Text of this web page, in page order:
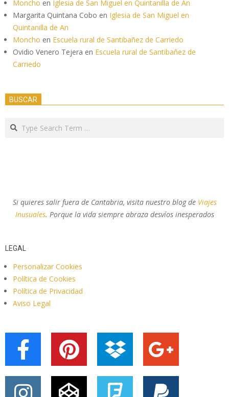
Moncho en Iglesia de San Miguel en Quintanilla de An
Margarita Quintana Cobo en Iglesia de San Miguel en
Quintanilla de An
Moncho en Escuela rural de Santibañez de Carriedo
Ovidio Venero Tejera en Escuela rural de Santibañez de
Carriedo
BUSCAR
Search
Si quieres salir fuera de Cantabria, visita nuestro blog de Viajes
Inusuales. Porque la vida siempre abraza desvíos inesperados
LEGAL
Personalizar Cookies
Política de Cookies
Política de Privacidad
Aviso Legal